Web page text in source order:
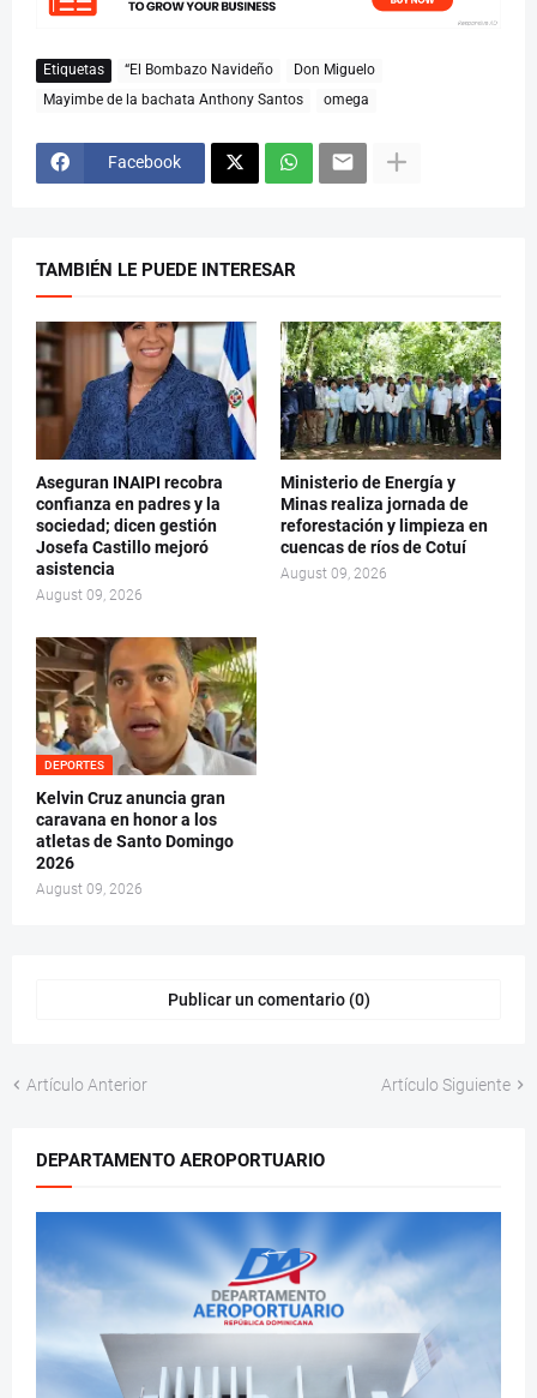
Etiquetas “El Bombazo Navideño
Don Miguelo
Mayimbe de la bachata Anthony Santos
omega
Facebook
TAMBIÉN LE PUEDE INTERESAR
Aseguran INAIPI recobra
confianza en padres y la
sociedad; dicen gestión
Josefa Castillo mejoró
asistencia
August 09, 2026
Ministerio de Energía y
Minas realiza jornada de
reforestación y limpieza en
cuencas de ríos de Cotuí
August 09, 2026
DEPORTES
Kelvin Cruz anuncia gran
caravana en honor a los
atletas de Santo Domingo
2026
August 09, 2026
Publicar un comentario (0)
Artículo Anterior Artículo Siguiente
DEPARTAMENTO AEROPORTUARIO